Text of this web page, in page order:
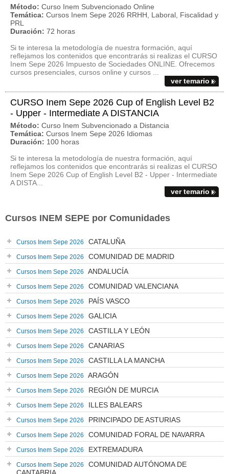
Método: Curso Inem Subvencionado Online
Temática: Cursos Inem Sepe 2026 RRHH, Laboral, Fiscalidad y
PRL
Duración: 72 horas
Si te interesa la metodología de nuestra formación, aquí
reflejamos los contenidos que encontrarás si realizas el CURSO
Inem Sepe 2026 Impuesto de Sociedades ONLINE. Ofrecemos
cursos presenciales, cursos online y cursos ...
ver temario
CURSO Inem Sepe 2026 Cup of English Level B2
- Upper - Intermediate A DISTANCIA
Método: Curso Inem Subvencionado a Distancia
Temática: Cursos Inem Sepe 2026 Idiomas
Duración: 100 horas
Si te interesa la metodología de nuestra formación, aquí
reflejamos los contenidos que encontrarás si realizas el CURSO
Inem Sepe 2026 Cup of English Level B2 - Upper - Intermediate
A DISTA...
ver temario
Cursos INEM SEPE por Comunidades
Cursos Inem Sepe 2026 CATALUÑA
Cursos Inem Sepe 2026 COMUNIDAD DE MADRID
Cursos Inem Sepe 2026 ANDALUCÍA
Cursos Inem Sepe 2026 COMUNIDAD VALENCIANA
Cursos Inem Sepe 2026 PAÍS VASCO
Cursos Inem Sepe 2026 GALICIA
Cursos Inem Sepe 2026 CASTILLA Y LEÓN
Cursos Inem Sepe 2026 CANARIAS
Cursos Inem Sepe 2026 CASTILLA LA MANCHA
Cursos Inem Sepe 2026 ARAGÓN
Cursos Inem Sepe 2026 REGIÓN DE MURCIA
Cursos Inem Sepe 2026 ILLES BALEARS
Cursos Inem Sepe 2026 PRINCIPADO DE ASTURIAS
Cursos Inem Sepe 2026 COMUNIDAD FORAL DE NAVARRA
Cursos Inem Sepe 2026 EXTREMADURA
Cursos Inem Sepe 2026
COMUNIDAD AUTÓNOMA DE